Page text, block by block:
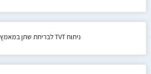
ניתוח TVT לבריחת שתן במאמץ